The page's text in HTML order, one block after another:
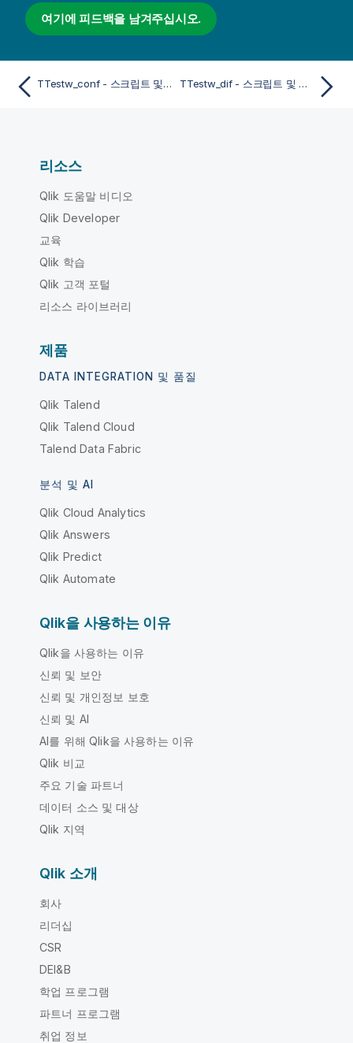
여기에 피드백을 남겨주십시오.
TTestw_conf - 스크립트 및 차트 함수 TTestw_dif - 스크립트 및 차트 함수
리소스
Qlik 도움말 비디오
Qlik Developer
교육
Qlik 학습
Qlik 고객 포털
리소스 라이브러리
제품
DATA INTEGRATION 및 품질
Qlik Talend
Qlik Talend Cloud
Talend Data Fabric
분석 및 AI
Qlik Cloud Analytics
Qlik Answers
Qlik Predict
Qlik Automate
Qlik을 사용하는 이유
Qlik을 사용하는 이유
신뢰 및 보안
신뢰 및 개인정보 보호
신뢰 및 AI
AI를 위해 Qlik을 사용하는 이유
Qlik 비교
주요 기술 파트너
데이터 소스 및 대상
Qlik 지역
Qlik 소개
회사
리더십
CSR
DEI&B
학업 프로그램
파트너 프로그램
취업 정보